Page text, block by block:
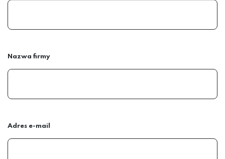
Nazwa firmy
Adres e-mail